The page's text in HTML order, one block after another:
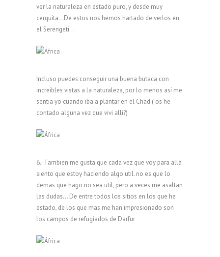
ver la naturaleza en estado puro, y desde muy
cerquita…De estos nos hemos hartado de verlos en
el Serengeti…
Incluso puedes conseguir una buena butaca con
increibles vistas a la naturaleza, por lo menos así me
sentia yo cuando iba a plantar en el Chad ( os he
contado alguna vez que vivi alli?)
6.- Tambien me gusta que cada vez que voy para allá
siento que estoy haciendo algo util. no es que lo
demas que hago no sea util, pero a veces me asaltan
las dudas… De entre todos los sitios en los que he
estado, de los que mas me han impresionado son
los campos de refugiados de Darfur